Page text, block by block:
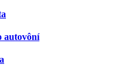
autovôní